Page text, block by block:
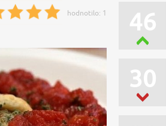
hodnotilo: 1 46
30